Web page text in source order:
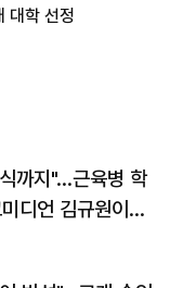
대학 선정
까지"…근육병 학
디언 김규원이었